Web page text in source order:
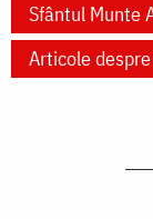
Sfântul Munte
Articole